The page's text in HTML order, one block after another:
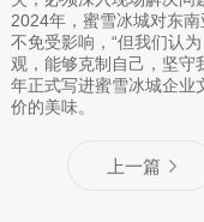
2024年，蜜雪冰城对东
不免受影响，“但我们认
观，能够克制自己，坚守
年正式写进蜜雪冰城企
价的美味。
上一篇